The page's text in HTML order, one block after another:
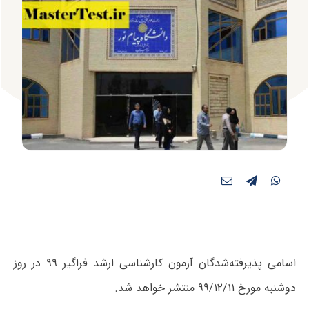
اسامی پذیرفته‌شدگان آزمون کارشناسی ارشد فراگیر ۹۹ در روز
دوشنبه مورخ ۹۹/۱۲/۱۱ منتشر خواهد شد.